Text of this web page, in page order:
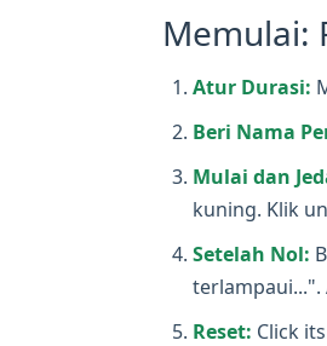
Memulai:
Atur Durasi:
Beri Nama
Mulai dan
kuning. Klik
Setelah Nol:
Reset: Click its